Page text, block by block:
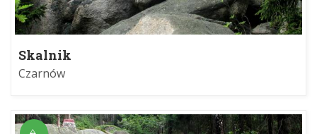
Skalnik
Czarnów